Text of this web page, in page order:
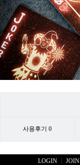
사용후기0
LOGIN JOIN